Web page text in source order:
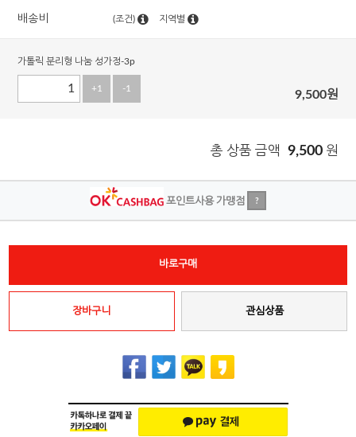
배송비 (조건) 지역별
가톨릭 분리형 나눔 성가정-3p
+1 -1 9,500원
총 상품 금액 9,500 원
포인트사용 가맹점 ?
바로구매
장바구니 관심상품